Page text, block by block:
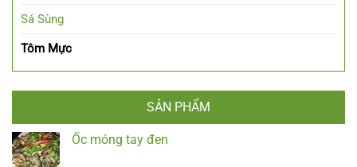
Sá Sùng
Tôm Mực
SẢN PHẨM
Ốc móng tay đen